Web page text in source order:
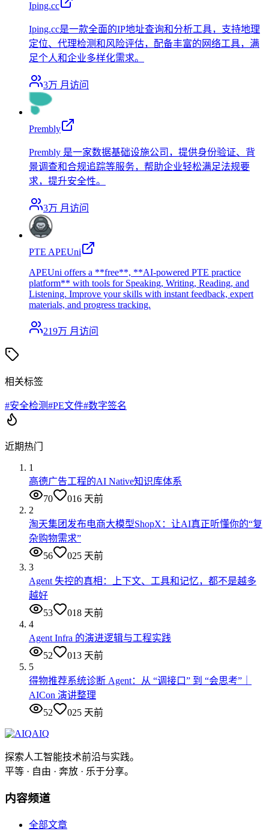
Iping.cc
Iping.cc是一款全面的IP地址查询和分析工具，支持地理
定位、代理检测和风险评估，配备丰富的网络工具，满
足个人和企业多样化需求。
3万 月访问
Prembly
Prembly 是一家数据基础设施公司，提供身份验证、背
景调查和合规追踪等服务，帮助企业轻松满足法规要
求，提升安全性。
3万 月访问
PTE APEUni
APEUni offers a **free**, **AI-powered PTE practice
platform** with tools for Speaking, Writing, Reading, and
Listening. Improve your skills with instant feedback, expert
materials, and progress tracking.
219万 月访问
相关标签
#安全检测#PE文件#数字签名
近期热门
1
高德广告工程的AI Native知识库体系
70
016 天前
2
淘天集团发布电商大模型ShopX：让AI真正听懂你的“复
杂购物需求”
56
025 天前
3
Agent 失控的真相：上下文、工具和记忆，都不是越多
越好
53
018 天前
4
Agent Infra 的演进逻辑与工程实践
52
013 天前
5
得物推荐系统诊断 Agent：从 “调接口” 到 “会思考”｜
AICon 演讲整理
52
025 天前
AIQ
探索人工智能技术前沿与实践。
平等 · 自由 · 奔放 · 乐于分享。
内容频道
全部文章